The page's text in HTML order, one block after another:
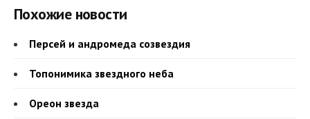
Похожие новости
Персей и андромеда созвездия
Топонимика звездного неба
Ореон звезда